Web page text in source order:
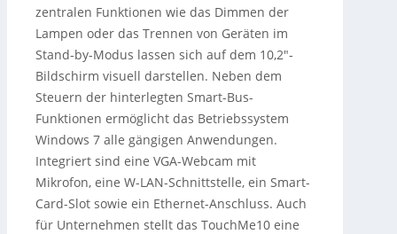
zentralen Funktionen wie das Dimmen der
Lampen oder das Trennen von Geräten im
Stand-by-Modus lassen sich auf dem 10,2″-
Bildschirm visuell darstellen. Neben dem
Steuern der hinterlegten Smart-Bus-
Funktionen ermöglicht das Betriebssystem
Windows 7 alle gängigen Anwendungen.
Integriert sind eine VGA-Webcam mit
Mikrofon, eine W-LAN-Schnittstelle, ein Smart-
Card-Slot sowie ein Ethernet-Anschluss. Auch
für Unternehmen stellt das TouchMe10 eine